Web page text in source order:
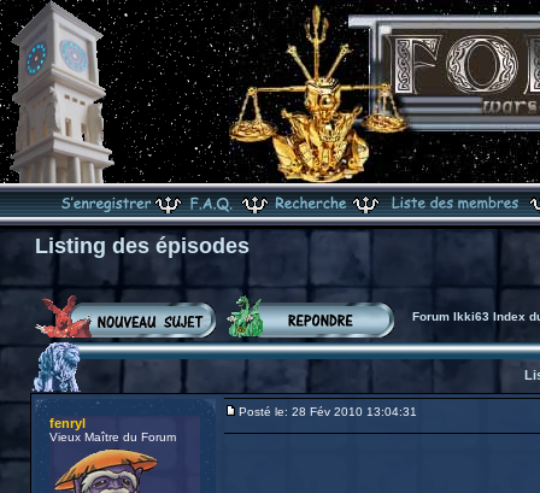
Listing des épisodes
Forum Ikki63 Index
fenryl
Vieux Maître du Forum
Posté le: 28 Fév 2010 13:04:31